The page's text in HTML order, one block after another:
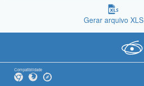
Gerar arquivo XLS
Compatibilidade